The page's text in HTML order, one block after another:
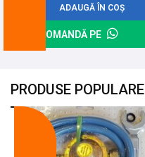
ADAUGĂ ÎN COȘ
COMANDĂ PE
PRODUSE POPULARE